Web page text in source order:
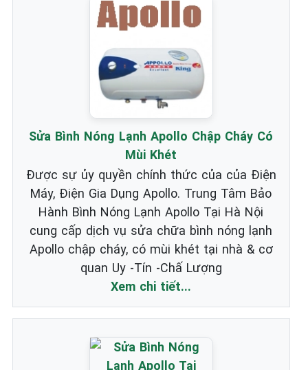
Sửa Bình Nóng Lạnh Apollo Chập Cháy Có
Mùi Khét
Được sự ủy quyền chính thức của của Điện
Máy, Điện Gia Dụng Apollo. Trung Tâm Bảo
Hành Bình Nóng Lạnh Apollo Tại Hà Nội
cung cấp dịch vụ sửa chữa bình nóng lạnh
Apollo chập cháy, có mùi khét tại nhà & cơ
quan Uy -Tín -Chấ Lượng
Xem chi tiết...